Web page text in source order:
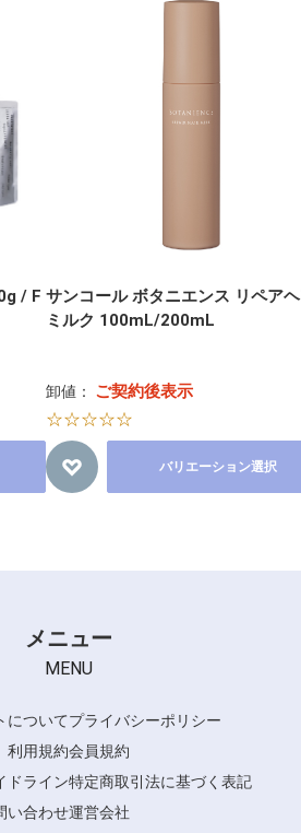
/ F サンコール ボタニエンス リペア
ミルク 100mL/200mL
卸値： ご契約後表示
☆☆☆☆☆
バリエーション選択
メニュー
MENU
についてプライバシーポリシー
利用規約会員規約
ドライン特定商取引法に基づく表記
い合わせ運営会社